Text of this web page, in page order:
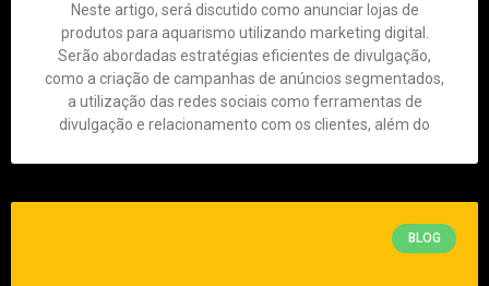
Neste artigo, será discutido como anunciar lojas de
produtos para aquarismo utilizando marketing digital.
Serão abordadas estratégias eficientes de divulgação,
como a criação de campanhas de anúncios segmentados,
a utilização das redes sociais como ferramentas de
divulgação e relacionamento com os clientes, além do
BLOG